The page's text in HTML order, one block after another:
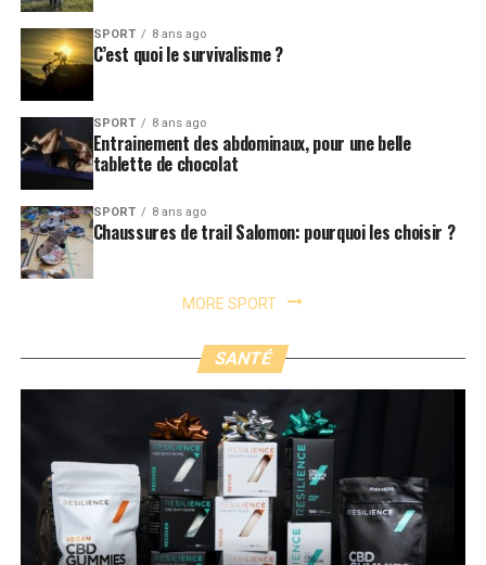
SPORT 8 ans ago
C’est quoi le survivalisme ?
SPORT 8 ans ago
Entrainement des abdominaux, pour une belle
tablette de chocolat
SPORT 8 ans ago
Chaussures de trail Salomon: pourquoi les choisir ?
MORE SPORT
SANTÉ